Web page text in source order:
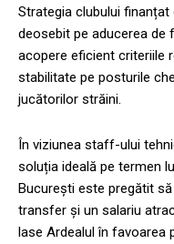
Strategia clubului finanțat
deosebit pe aducerea de
acopere eficient criteriile
stabilitate pe posturile
jucătorilor străini.
În viziunea staff-ului
soluția ideală pe termen
București este pregătit
transfer și un salariu
lase Ardealul în favoarea